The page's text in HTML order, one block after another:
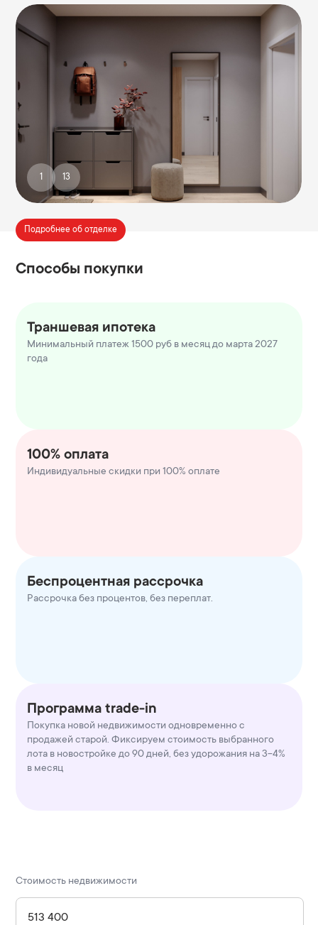
1 13
Подробнее об отделке
Способы покупки
Траншевая ипотека
Минимальный платеж 1500 руб в месяц до марта 2027
года
100% оплата
Индивидуальные скидки при 100% оплате
Беспроцентная рассрочка
Рассрочка без процентов, без переплат.
Программа trade-in
Покупка новой недвижимости одновременно с
продажей старой. Фиксируем стоимость выбранного
лота в новостройке до 90 дней, без удорожания на 3-4%
в месяц
Стоимость недвижимости
513 400